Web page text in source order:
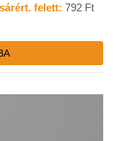
felett: 792 Ft